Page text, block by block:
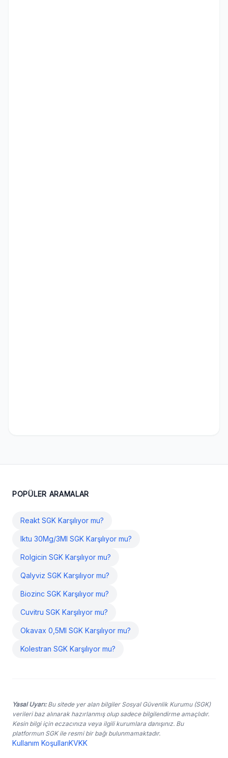
POPÜLER ARAMALAR
Reakt SGK Karşılıyor mu?
Iktu 30Mg/3Ml SGK Karşılıyor mu?
Rolgicin SGK Karşılıyor mu?
Qalyviz SGK Karşılıyor mu?
Biozinc SGK Karşılıyor mu?
Cuvitru SGK Karşılıyor mu?
Okavax 0,5Ml SGK Karşılıyor mu?
Kolestran SGK Karşılıyor mu?
Yasal Uyarı:Bu sitede yer alan bilgiler Sosyal Güvenlik Kurumu (SGK)
verileri baz alınarak hazırlanmış olup sadece bilgilendirme amaçlıdır.
Kesin bilgi için eczacınıza veya ilgili kurumlara danışınız. Bu
platformun SGK ile resmi bir bağı bulunmamaktadır.
Kullanım KoşullarıKVKK